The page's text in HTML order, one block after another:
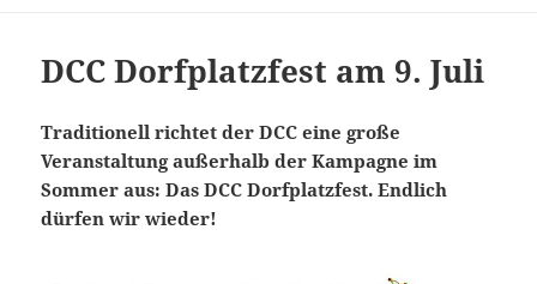
DCC Dorfplatzfest am 9. Juli
Traditionell richtet der DCC eine große
Veranstaltung außerhalb der Kampagne im
Sommer aus: Das DCC Dorfplatzfest. Endlich
dürfen wir wieder!